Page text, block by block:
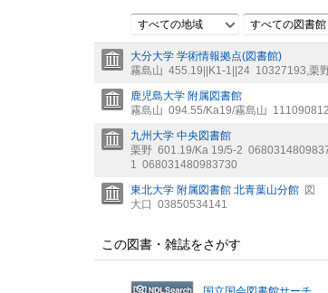
すべての地域 すべての図書館
大分大学 学術情報拠点(図書館)
霧島山 455.19||K1-1||24 10327193 栗
鹿児島大学 附属図書館
霧島山 094.55/Ka19/霧島山
九州大学 中央図書館
栗野 601.19/Ka 19/5-2
1
068031480983730
東北大学 附属図書館 北青葉山分館 図
大口 03850534141
この図書・雑誌をさがす